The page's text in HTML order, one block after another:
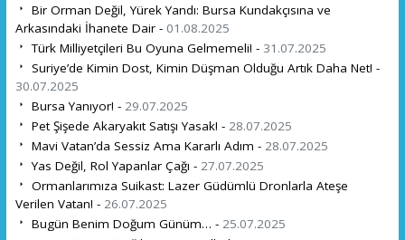
Bir Orman Değil, Yürek Yandı: Bursa Kundakçısına ve
Arkasındaki İhanete Dair - 01.08.2025
Türk Milliyetçileri Bu Oyuna Gelmemeli! - 31.07.2025
Suriye’de Kimin Dost, Kimin Düşman Olduğu Artık Daha Net! -
30.07.2025
Bursa Yanıyor! - 29.07.2025
Pet Şişede Akaryakıt Satışı Yasak! - 28.07.2025
Mavi Vatan’da Sessiz Ama Kararlı Adım - 28.07.2025
Yas Değil, Rol Yapanlar Çağı - 27.07.2025
Ormanlarımıza Suikast: Lazer Güdümlü Dronlarla Ateşe
Verilen Vatan! - 26.07.2025
Bugün Benim Doğum Günüm… - 25.07.2025